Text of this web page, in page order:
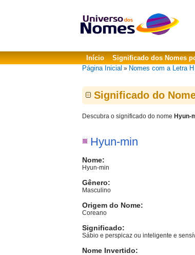
Início
Significado dos Nomes
Página Inicial » Nomes com a Letra H
Significado do
Descubra o significado do nome Hyun-
Hyun-min
Nome:
Hyun-min
Gênero:
Masculino
Origem do Nome:
Coreano
Significado:
Sábio e perspicaz ou inteligente e
Nome Invertido: